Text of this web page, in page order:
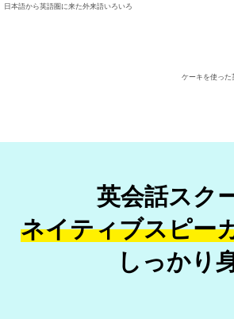
日本語から英語圏に来た外来語いろいろ
ケーキを使った
英会話スク
ネイティブスピー
しっかり